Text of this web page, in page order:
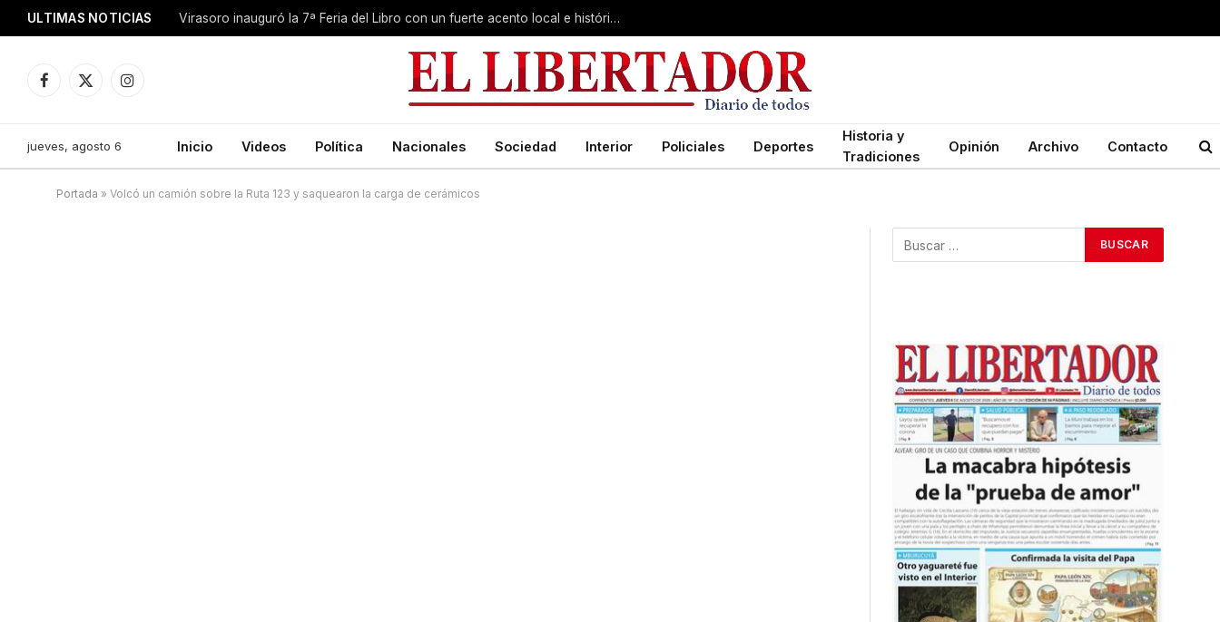
ULTIMAS NOTICIAS Virasoro inauguró la 7ª Feria del Libro con un fuerte acento local e histórico
Facebook
X
Instagram
jueves, agosto 6 Inicio Videos Política Nacionales Sociedad Interior Policiales Deportes
Historia y
Tradiciones
Opinión Archivo Contacto
Portada » Volcó un camión sobre la Ruta 123 y saquearon la carga de cerámicos